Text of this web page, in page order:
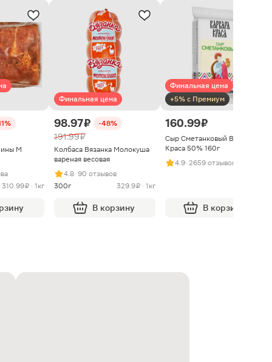
М
310.99 ₽ · 1кг
Финальная цена
98.97 ₽ -48%
191.99 ₽
Колбаса Вязанка Молокуша
вареная весовая
4.8· 90 отзывов
300г
329.9 ₽ · 1кг
В корзину
Финальная цена
+5% с Премиум
160.99 ₽
Сыр Сметанковый Варвара
Краса 50% 160г
4.9· 2659 отзывов
В корзину